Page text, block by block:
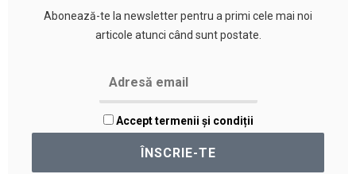
Abonează-te la newsletter pentru a primi cele mai noi
articole atunci când sunt postate.
Accept termenii și condiții